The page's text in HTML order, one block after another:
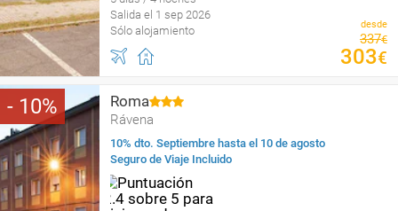
Salida el 1 sep 2026
Sólo alojamiento
desde
337€
303€
10 Roma
Rávena
10% dto. Septiembre hasta el 10 de agosto
Seguro de Viaje Incluido